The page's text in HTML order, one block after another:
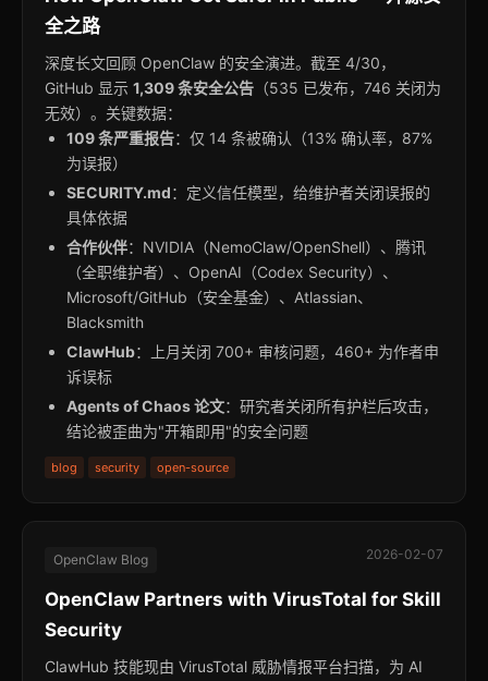
全之路
深度长文回顾 OpenClaw 的安全演进。截至 4/30，
GitHub 显示 1,309 条安全公告 （535 已发布，746 关闭为
无效）。关键数据：
109 条严重报告：仅 14 条被确认（13% 确认率，87%
为误报）
SECURITY.md：定义信任模型，给维护者关闭误报的
具体依据
合作伙伴：NVIDIA（NemoClaw/OpenShell）、腾讯
（全职维护者）、OpenAI（Codex Security）、
Microsoft/GitHub（安全基金）、Atlassian、
Blacksmith
ClawHub：上月关闭 700+ 审核问题，460+ 为作者申
诉误标
Agents of Chaos 论文：研究者关闭所有护栏后攻击，
结论被歪曲为"开箱即用"的安全问题
blog security open-source
OpenClaw Blog 2026-02-07
OpenClaw Partners with VirusTotal for Skill
Security
ClawHub 技能现由 VirusTotal 威胁情报平台扫描，为 AI